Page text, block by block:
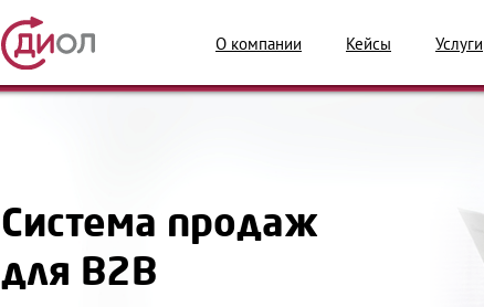
О компании Кейсы Услуги
Система продаж
для B2B